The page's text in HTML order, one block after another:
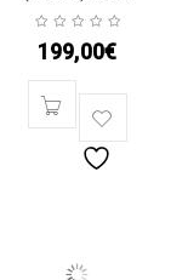
199,00€